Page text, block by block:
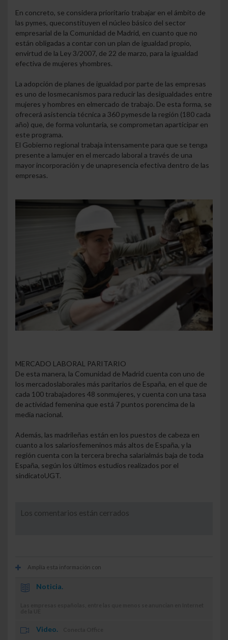
En concreto, se considera prioritario trabajar en el ámbito de
las pymes, queconstituyen el núcleo básico del sector
empresarial de la Comunidad de Madrid, en cuanto que no
están obligadas a contar con un plan de igualdad propio,
envirtud de la Ley 3/2007, de 22 de marzo, para la igualdad
efectiva de mujeres yhombres.
La adopción de planes de igualdad por parte de las empresas
es uno de losmecanismos para reducir las desigualdades entre
mujeres y hombres en elmercado de trabajo. De esta forma, se
ofrecerá asistencia técnica a 360 pymesde la región (180 cada
año) que, de forma voluntaria, se comprometan aparticipar en
este programa.
El Gobierno regional trabaja intensamente para que se tenga
presente a lamujer en el mercado laboral a través de una
mayor incorporación y de unapresencia efectiva dentro de las
empresas.
MERCADO LABORAL PARITARIO
De esta manera, la Comunidad de Madrid cuenta con uno de
los mercadoslaborales más paritarios de España, en el que de
cada 100 trabajadores 48 sonmujeres, y cuenta con una tasa
de actividad femenina que está 7 puntos porencima de la
media nacional.
Además, las madrileñas están en los puestos de cabeza en
cuanto a los salariosfemeninos más altos de España, y la
región cuenta con la tercera brecha salarialmás baja de toda
España, según los últimos estudios realizados por el
sindicatoUGT.
Los comentarios están cerrados
Amplía esta información con
Noticia.
Video.